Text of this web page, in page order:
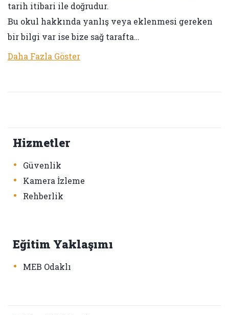
tarih itibari ile doğrudur.
Bu okul hakkında yanlış veya eklenmesi gereken
bir bilgi var ise bize sağ tarafta…
Daha Fazla Göster
Hizmetler
• Güvenlik
• Kamera İzleme
• Rehberlik
Eğitim Yaklaşımı
• MEB Odaklı